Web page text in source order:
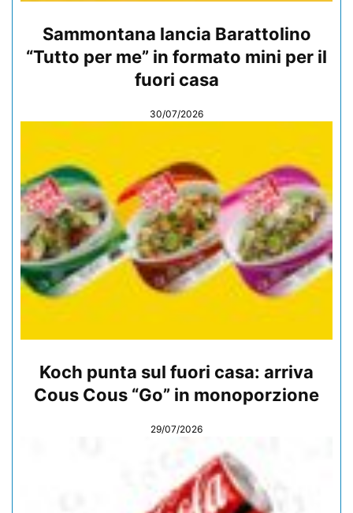
Sammontana lancia Barattolino
“Tutto per me” in formato mini per il
fuori casa
30/07/2026
Koch punta sul fuori casa: arriva
Cous Cous “Go” in monoporzione
29/07/2026